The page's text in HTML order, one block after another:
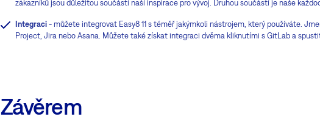
zákazníků jsou důležitou součástí naší inspirace pro vývoj. Druhou součástí je naše
Integraci - můžete integrovat Easy8 11 s téměř jakýmkoli nástrojem, který používáte.
Project, Jira nebo Asana. Můžete také získat integraci dvěma kliknutími s GitLab a
Závěrem